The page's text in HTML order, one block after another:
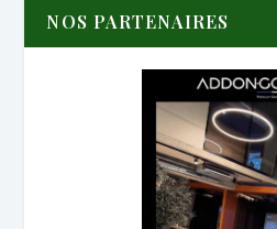
NOS PARTENAIRES